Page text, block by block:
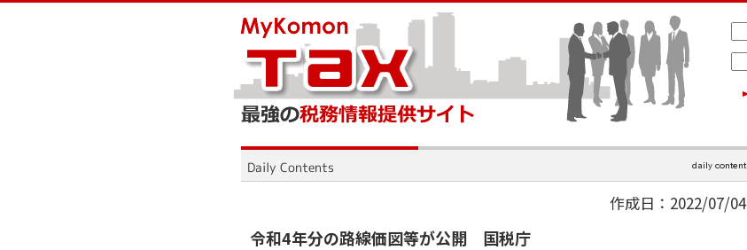
作成日：2022/07/04
令和4年分の路線価図等が公開 国税庁